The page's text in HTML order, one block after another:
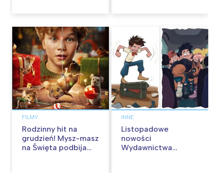
FILMY
Rodzinny hit na
grudzień! Mysz-masz
na Święta podbija
INNE
Listopadowe
nowości
Wydawnictwa